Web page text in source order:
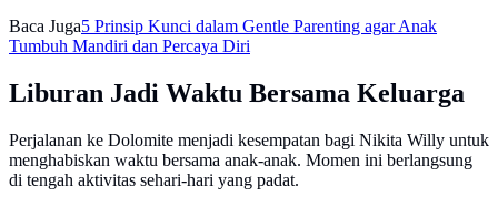
Baca Juga5 Prinsip Kunci dalam Gentle Parenting agar Anak
Tumbuh Mandiri dan Percaya Diri
Liburan Jadi Waktu Bersama Keluarga
Perjalanan ke Dolomite menjadi kesempatan bagi Nikita Willy untuk
menghabiskan waktu bersama anak-anak. Momen ini berlangsung
di tengah aktivitas sehari-hari yang padat.